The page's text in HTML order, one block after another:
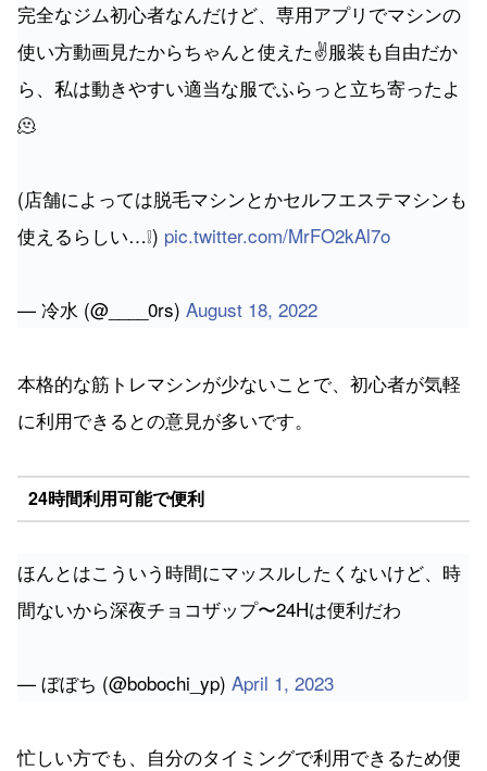
完全なジム初心者なんだけど、専用アプリでマシンの
使い方動画見たからちゃんと使えた✌️服装も自由だか
ら、私は動きやすい適当な服でふらっと立ち寄ったよ
🫠
(店舗によっては脱毛マシンとかセルフエステマシンも
使えるらしい…❕) pic.twitter.com/MrFO2kAl7o
— 冷水 (@____0rs) August 18, 2022
本格的な筋トレマシンが少ないことで、初心者が気軽
に利用できるとの意見が多いです。
24時間利用可能で便利
ほんとはこういう時間にマッスルしたくないけど、時
間ないから深夜チョコザップ〜24Hは便利だわ
— ぼぼち (@bobochi_yp) April 1, 2023
忙しい方でも、自分のタイミングで利用できるため便